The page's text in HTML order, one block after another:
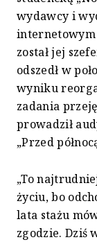
wydawcy i
internetowym
został jej
odszedł w
wyniku
zadania
prowadził
„Przed
„To
życiu, bo
lata stażu
zgodzie. Dziś